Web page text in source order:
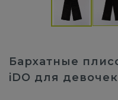
Бархатные
iDO для девочек